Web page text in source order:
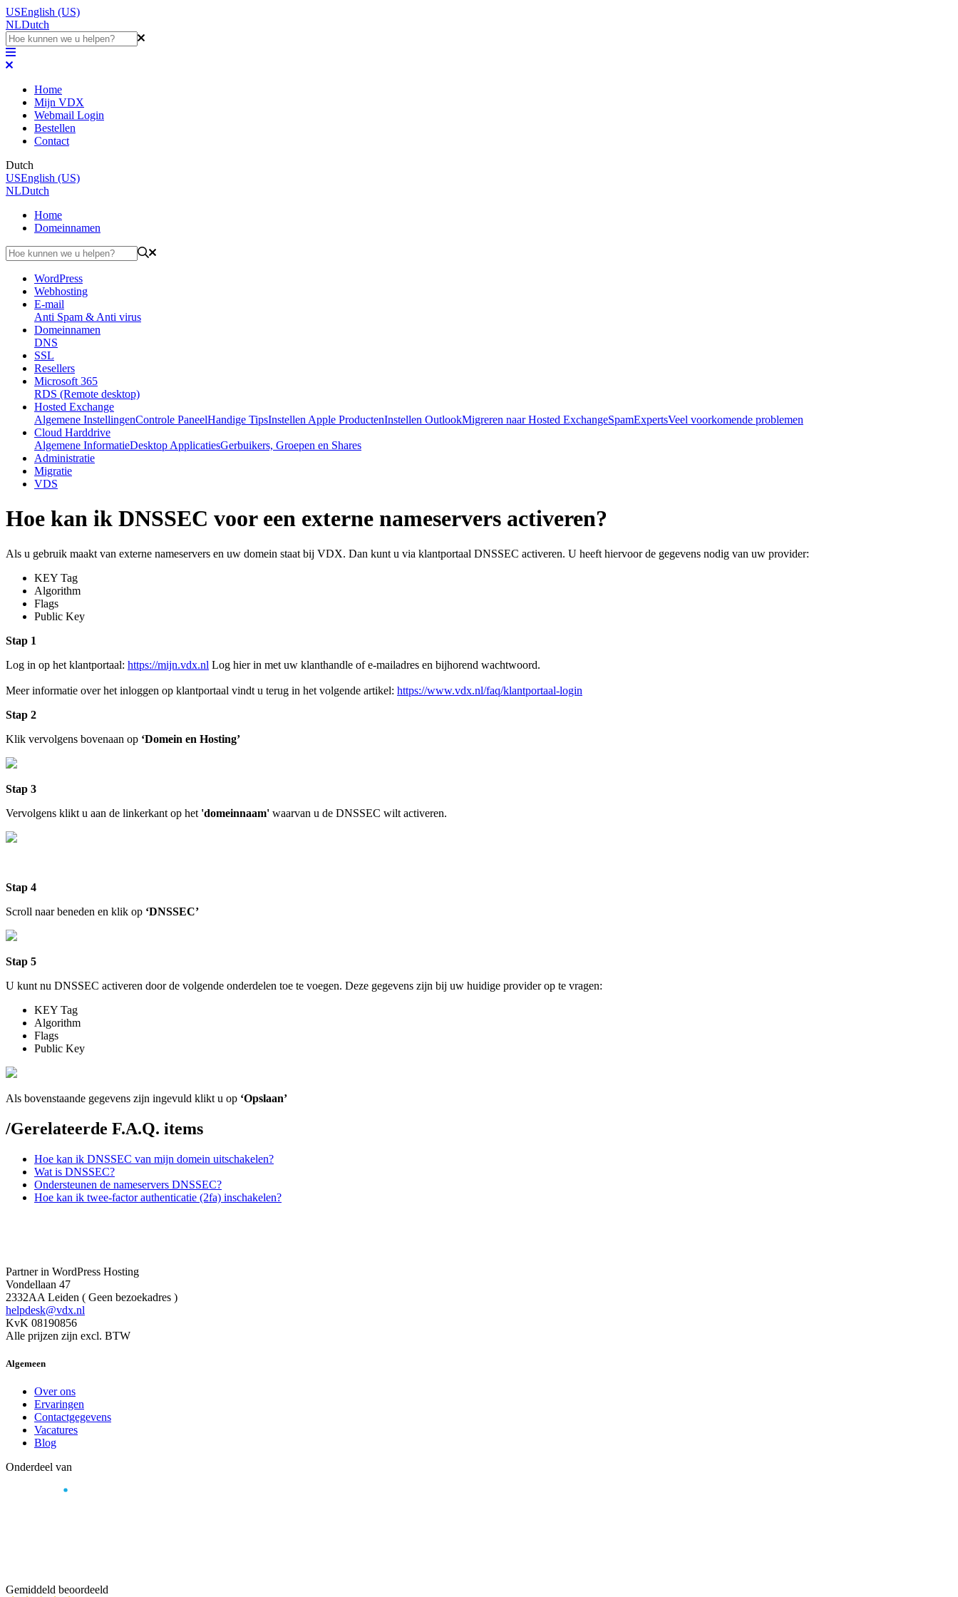
USEnglish (US)
NLDutch
Home
Mijn VDX
Webmail Login
Bestellen
Contact
Dutch
USEnglish (US)
NLDutch
Home
Domeinnamen
WordPress
Webhosting
E-mail
Anti Spam & Anti virus
Domeinnamen
DNS
SSL
Resellers
Microsoft 365
RDS (Remote desktop)
Hosted Exchange
Algemene InstellingenControle PaneelHandige TipsInstellen Apple ProductenInstellen OutlookMigreren naar Hosted ExchangeSpamExpertsVeel voorkomende problemen
Cloud Harddrive
Algemene InformatieDesktop ApplicatiesGerbuikers, Groepen en Shares
Administratie
Migratie
VDS
Hoe kan ik DNSSEC voor een externe nameservers activeren?
Als u gebruik maakt van externe nameservers en uw domein staat bij VDX. Dan kunt u via klantportaal DNSSEC activeren. U heeft hiervoor de gegevens nodig van uw provider:
KEY Tag
Algorithm
Flags
Public Key
Stap 1
Log in op het klantportaal: https://mijn.vdx.nl Log hier in met uw klanthandle of e-mailadres en bijhorend wachtwoord.
Meer informatie over het inloggen op klantportaal vindt u terug in het volgende artikel: https://www.vdx.nl/faq/klantportaal-login
Stap 2
Klik vervolgens bovenaan op ‘Domein en Hosting’
Stap 3
Vervolgens klikt u aan de linkerkant op het 'domeinnaam' waarvan u de DNSSEC wilt activeren.
Stap 4
Scroll naar beneden en klik op ‘DNSSEC’
Stap 5
U kunt nu DNSSEC activeren door de volgende onderdelen toe te voegen. Deze gegevens zijn bij uw huidige provider op te vragen:
KEY Tag
Algorithm
Flags
Public Key
Als bovenstaande gegevens zijn ingevuld klikt u op ‘Opslaan’
/Gerelateerde F.A.Q. items
Hoe kan ik DNSSEC van mijn domein uitschakelen?
Wat is DNSSEC?
Ondersteunen de nameservers DNSSEC?
Hoe kan ik twee-factor authenticatie (2fa) inschakelen?
Partner in WordPress Hosting
Vondellaan 47
2332AA Leiden ( Geen bezoekadres )
helpdesk@vdx.nl
KvK 08190856
Alle prijzen zijn excl. BTW
Algemeen
Over ons
Ervaringen
Contactgegevens
Vacatures
Blog
Onderdeel van
Gemiddeld beoordeeld